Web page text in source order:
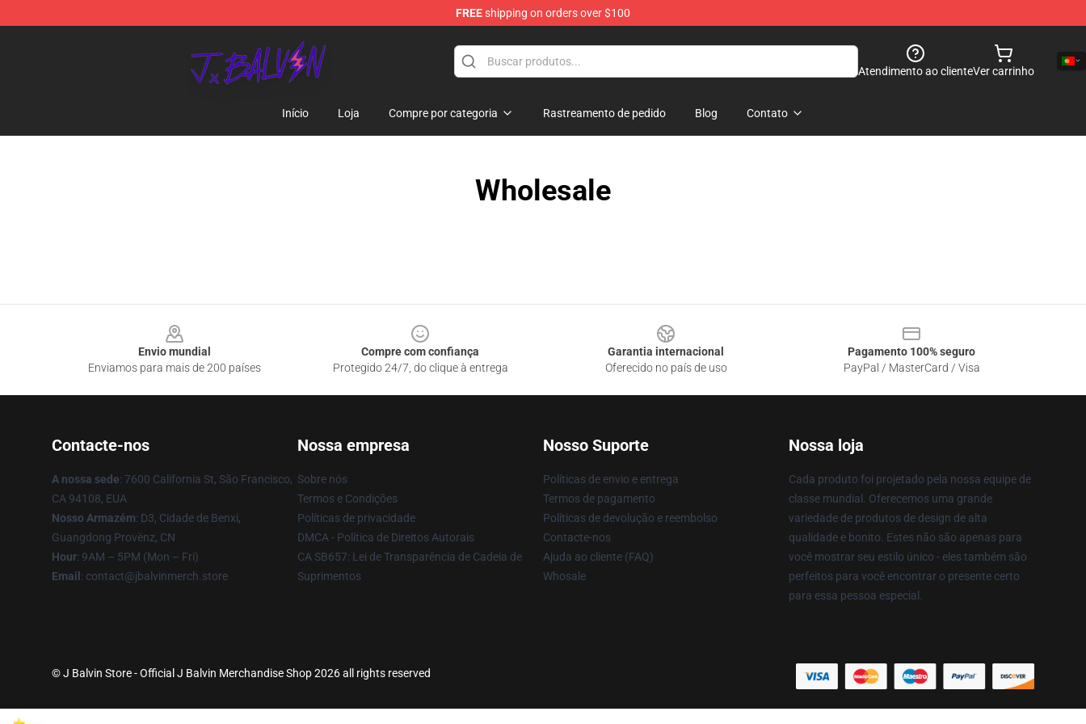
FREEshipping on orders over $100
J Balvin Store - Official J Balvin Merchandise Shop
Atendimento ao clienteVer carrinho
Início Loja Compre por categoria Rastreamento de pedido Blog Contato
Wholesale
Envio mundial
Enviamos para mais de 200 países
Compre com confiança
Protegido 24/7, do clique à entrega
Garantia internacional
Oferecido no país de uso
Pagamento 100% seguro
PayPal / MasterCard / Visa
Contacte-nos
A nossa sede: 7600 California St, São Francisco,
CA 94108, EUA
Nosso Armazém: D3, Cidade de Benxi,
Guangdong Provënz, CN
Hour: 9AM – 5PM (Mon – Fri)
Email : contact@jbalvinmerch.store
Nossa empresa
Sobre nós
Termos e Condições
Políticas de privacidade
DMCA - Política de Direitos Autorais
CA SB657: Lei de Transparência de Cadeia de
Suprimentos
Nosso Suporte
Políticas de envio e entrega
Termos de pagamento
Políticas de devolução e reembolso
Contacte-nos
Ajuda ao cliente (FAQ)
Whosale
Nossa loja
Cada produto foi projetado pela nossa equipe de
classe mundial. Oferecemos uma grande
variedade de produtos de design de alta
qualidade e bonito. Estes não são apenas para
você mostrar seu estilo único - eles também são
perfeitos para você encontrar o presente certo
para essa pessoa especial.
© J Balvin Store - Official J Balvin Merchandise Shop 2026 all rights reserved